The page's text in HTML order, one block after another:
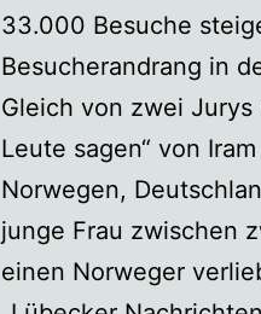
33.000 Besuche
Besucherandrang in
Gleich von zwei Jurys
Leute sagen“ von
Norwegen,
junge Frau zwischen
einen Norweger